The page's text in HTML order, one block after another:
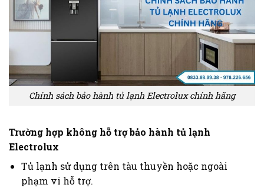
Chính sách bảo hành tủ lạnh Electrolux chính hãng
Trường hợp không hỗ trợ bảo hành tủ lạnh
Electrolux
Tủ lạnh sử dụng trên tàu thuyền hoặc ngoài
phạm vi hỗ trợ.